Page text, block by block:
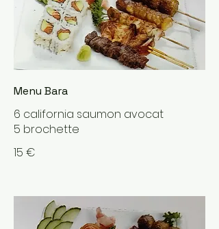
Menu Bara
6 california saumon avocat
5 brochette
15 €